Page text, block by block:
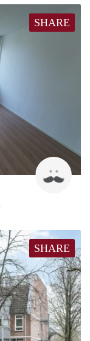
SHARE
SHARE